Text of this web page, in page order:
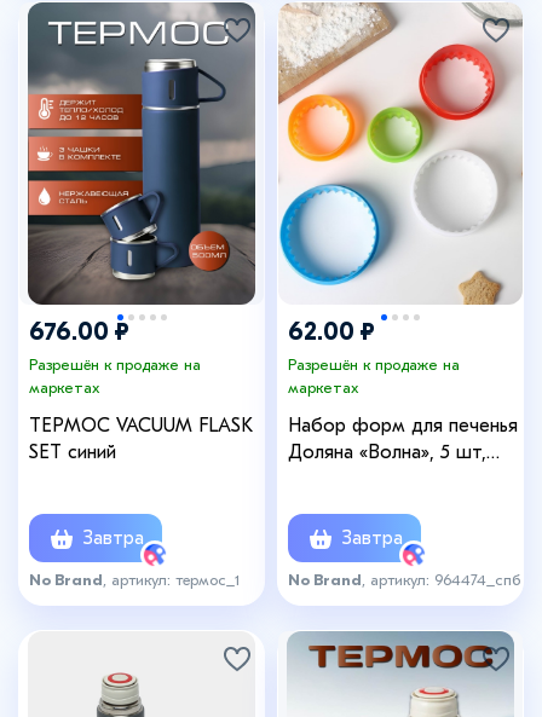
676.00 ₽
Разрешён к продаже на
маркетах
ТЕРМОС VACUUM FLASK
SET синий
Завтра
No Brand , артикул: термос_1
62.00 ₽
Разрешён к продаже на
маркетах
Набор форм для печенья
Доляна «Волна», 5 шт,
Завтра
No Brand , артикул: 964474_спб